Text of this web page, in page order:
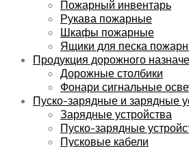
Пожарный инвентарь
Рукава пожарные
Шкафы пожарные
Ящики для песка
Продукция дорожного
Дорожные столбики
Фонари сигнальные
Пуско-зарядные и зарядные
Зарядные устройства
Пуско-зарядные
Пусковые кабели